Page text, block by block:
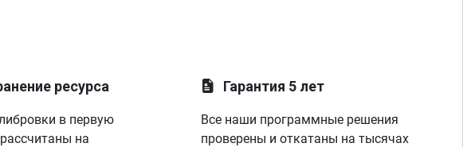
ресурса
в первую
на
Гарантия 5 лет
Все наши программные решения
проверены и откатаны на тысячах